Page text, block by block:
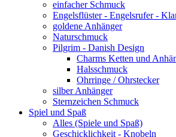
einfacher Schmuck
Engelsflüster - Engelsrufer -
goldene Anhänger
Naturschmuck
Pilgrim - Danish Design
Charms Ketten und
Halsschmuck
Ohrringe / Ohrstecker
silber Anhänger
Sternzeichen Schmuck
Spiel und Spaß
Alles (Spiele und Spaß)
Geschicklichkeit - Knobeln